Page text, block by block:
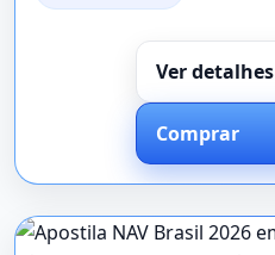
Ver detalhes
Comprar